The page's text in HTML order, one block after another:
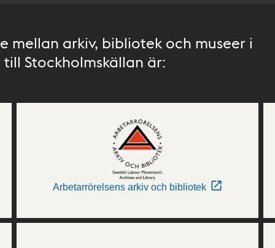
mellan arkiv, bibliotek och museer i
Stockholmskällan är:
Arbetarrörelsens arkiv och bibliotek